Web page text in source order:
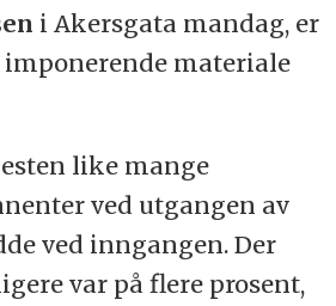
i Akersgata mandag, er
materiale
like mange
ved utgangen av
ved inngangen. Der
var på flere prosent,